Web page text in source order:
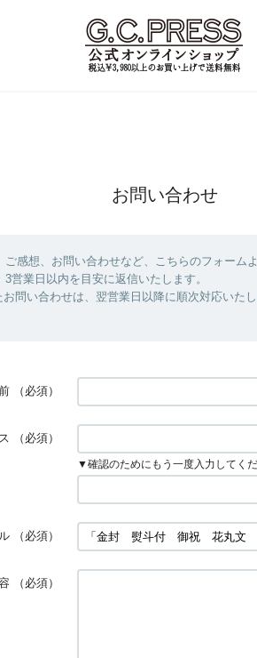
お問い合わせ
ご感想、お問い合わせなど、こちらのフォーム
営業日以内を目安に返信いたします。
問い合わせは、翌営業日以降に順次対応いた
（必須）
（必須）
▼確認のためにもう一度入力してくだ
（必須）
（必須）